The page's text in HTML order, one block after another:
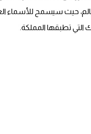
حيث سيسمح للأسماء
التي تطبقها المملكة.